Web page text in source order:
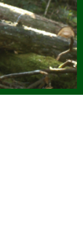
定研修等を決定